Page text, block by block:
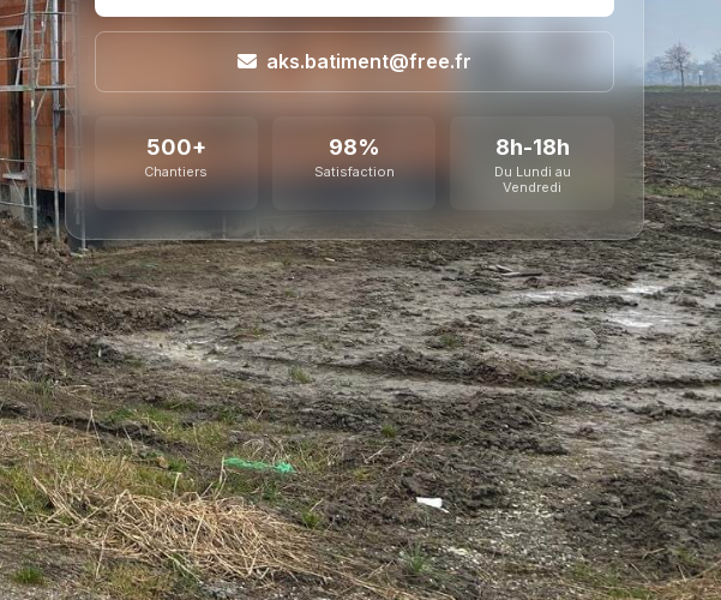
aks.batiment@free.fr
500+
Chantiers
98%
Satisfaction
8h-18h
Du Lundi au
Vendredi